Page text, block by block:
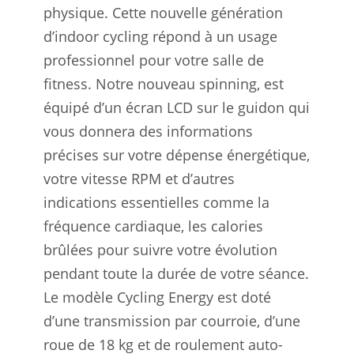
physique. Cette nouvelle génération
d’indoor cycling répond à un usage
professionnel pour votre salle de
fitness. Notre nouveau spinning, est
équipé d’un écran LCD sur le guidon qui
vous donnera des informations
précises sur votre dépense énergétique,
votre vitesse RPM et d’autres
indications essentielles comme la
fréquence cardiaque, les calories
brûlées pour suivre votre évolution
pendant toute la durée de votre séance.
Le modèle Cycling Energy est doté
d’une transmission par courroie, d’une
roue de 18 kg et de roulement auto-